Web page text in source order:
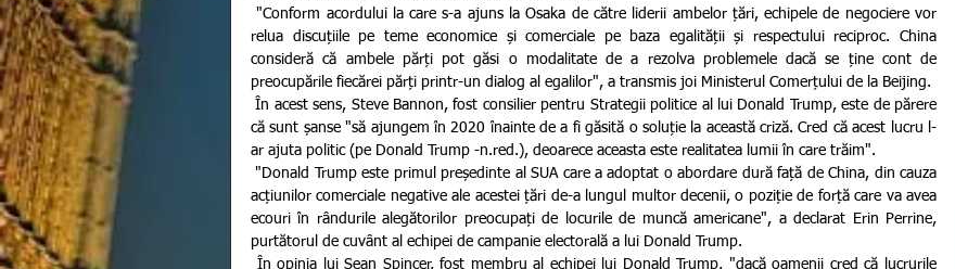
"Conform acordului la care s-a ajuns la Osaka de către liderii ambelor țări, echipele de negociere vor
relua discuțiile pe teme economice și comerciale pe baza egalității și respectului reciproc. China
consideră că ambele părți pot găsi o modalitate de a rezolva problemele dacă se ține cont de
În acest sens, Steve Bannon, fost consilier pentru Strategii politice al lui Donald Trump, este de părere
că sunt șanse "să ajungem în 2020 înainte de a fi găsită o soluție la această criză. Cred că acest lucru l-
ar ajuta politic (pe Donald Trump -n.red.), deoarece aceasta este realitatea lumii în care trăim".
"Donald Trump este primul președinte al SUA care a adoptat o abordare dură față de China, din cauza
acțiunilor comerciale negative ale acestei țări de-a lungul multor decenii, o poziție de forță care va avea
ecouri în rândurile alegătorilor preocupați de locurile de muncă americane", a declarat Erin Perrine,
purtătorul de cuvânt al echipei de campanie electorală a lui Donald Trump.